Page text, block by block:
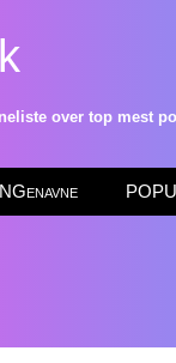
over top mest